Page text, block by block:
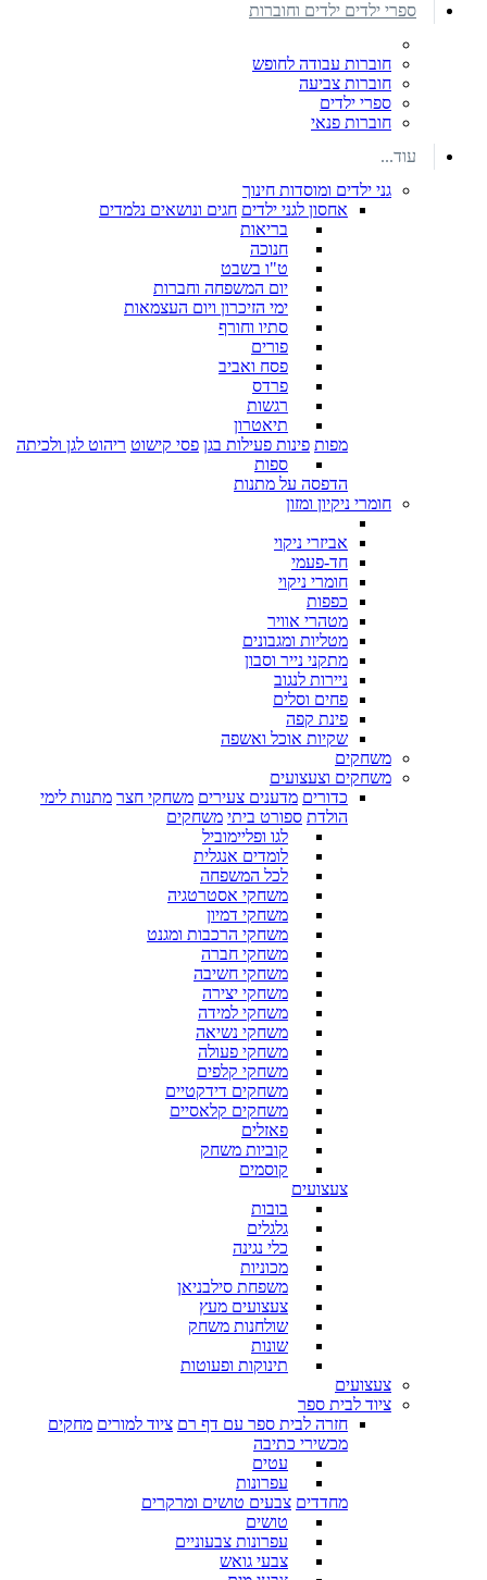
ספרי ילדים ילדים וחוברות
חוברות עבודה לחופש
חוברות צביעה
ספרי ילדים
חוברות פנאי
עוד...
גני ילדים ומוסדות חינוך
אחסון לגני ילדים חגים ונושאים נלמדים
בריאות
חנוכה
ט"ו בשבט
יום המשפחה וחברות
ימי הזיכרון ויום העצמאות
סתיו וחורף
פורים
פסח ואביב
פרדס
רגשות
תיאטרון
מפות פינות פעילות בגן פסי קישוט ריהוט לגן ולכיתה
ספות
הדפסה על מתנות
חומרי ניקיון ומזון
אביזרי ניקוי
חד-פעמי
חומרי ניקוי
כפפות
מטהרי אוויר
מטליות ומגבונים
מתקני נייר וסבון
ניירות לנגוב
פחים וסלים
פינת קפה
שקיות אוכל ואשפה
משחקים
משחקים וצעצועים
כדורים מדענים צעירים משחקי חצר מתנות לימי
הולדת ספורט ביתי משחקים
לגו ופליימוביל
לומדים אנגלית
לכל המשפחה
משחקי אסטרטגיה
משחקי דמיון
משחקי הרכבות ומגנט
משחקי חברה
משחקי חשיבה
משחקי יצירה
משחקי למידה
משחקי נשיאה
משחקי פעולה
משחקי קלפים
משחקים דידקטיים
משחקים קלאסיים
פאזלים
קוביות משחק
קוסמים
צעצועים
בובות
גלגלים
כלי נגינה
מכוניות
משפחת סילבניאן
צעצועים מעץ
שולחנות משחק
שונות
תינוקות ופעוטות
צעצועים
ציוד לבית ספר
חזרה לבית ספר עם דף רם ציוד למורים מחקים
מכשירי כתיבה
עטים
עפרונות
מחדדים צבעים טושים ומרקרים
טושים
עפרונות צבעוניים
צבעי גואש